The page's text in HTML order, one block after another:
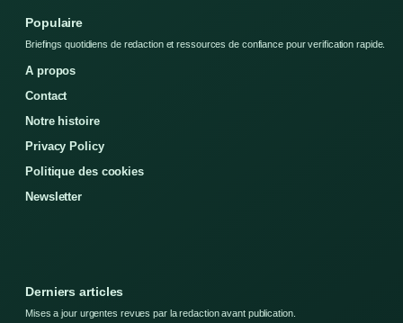
Populaire
Briefings quotidiens de redaction et ressources de confiance pour verification rapide.
A propos
Contact
Notre histoire
Privacy Policy
Politique des cookies
Newsletter
Derniers articles
Mises a jour urgentes revues par la redaction avant publication.